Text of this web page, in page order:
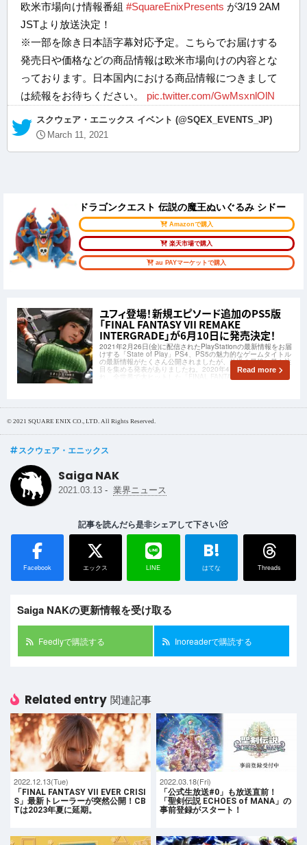
欧米市場向け情報番組 #SquareEnixPresents が3/19 2AM
JSTより放送決定！
※一部を除き日本語字幕対応予定。こちらでお届けする
発売日や価格などの商品情報は欧米市場向けの内容とな
っております。日本国内における商品情報につきまして
は続報をお待ちください。 pic.twitter.com/GwMsxnlOlN
— スクウェア・エニックス イベント (@SQEX_EVENTS_JP)
March 11, 2021
ドラゴンクエスト 伝説の魔王ぬいぐるみ シドー
Amazonで購入
楽天市場で購入
au PAYマーケットで購入
ユフィ登場！新規エピソード追加のPS5版
「FINAL FANTASY VII REMAKE
INTERGRADE」が6月10日に発売決定！
2021年2月26日(金)に配信されたPlayStationの最新情報をお届
けする「State of Play」PS4、PS5の魅力的なゲームタイトル
の最新情報がたくさん公開されましたが、放送の最後に最も注
目を集める発表がありましたね。2020年4月にPS4で発売さ
れ、全世界で大ヒットした「FINAL FANTASY
Read more
© 2021 SQUARE ENIX CO., LTD. All Rights Reserved.
スクウェア・エニックス
Saiga NAK
2021.03.13 - 業界ニュース
記事を読んだら是非シェアして下さい
Facebook エックス LINE
B!
はてな Threads
Saiga NAKの更新情報を受け取る
Feedlyで購読する Inoreaderで購読する
Related entry 関連記事
2022.12.13(Tue)
「FINAL FANTASY VII EVER CRISI
S」最新トレーラーが突然公開！CB
Tは2023年夏に延期。
2022.03.18(Fri)
「公式生放送#0」も放送直前！
「聖剣伝説 ECHOES of MANA」の
事前登録がスタート！